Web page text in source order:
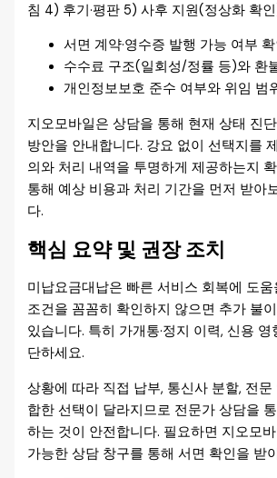
침 4) 후기·평판 5) 사후 지원(정상화 확
서면 계약·영수증 발행 가능 여부 확
수수료 구조(일회성/정률 등)와 환
개인정보보호 준수 여부와 위임 범
지오모바일은 상담을 통해 현재 상태 진
방안을 안내합니다. 강요 없이 선택지를
의와 처리 내역을 투명하게 제공하는지
통해 예상 비용과 처리 기간을 먼저 받아
다.
핵심 요약 및 권장 조치
미납요금대납은 빠른 서비스 회복에 도
조건을 꼼꼼히 확인하지 않으면 추가 불
있습니다. 특히 가개통·정지 이력, 신용
단하세요.
상황에 따라 직접 납부, 통신사 분할, 전문
합한 선택이 달라지므로 전문가 상담을
하는 것이 안전합니다. 필요하면 지오모
가능한 상담 창구를 통해 서면 확인을 받